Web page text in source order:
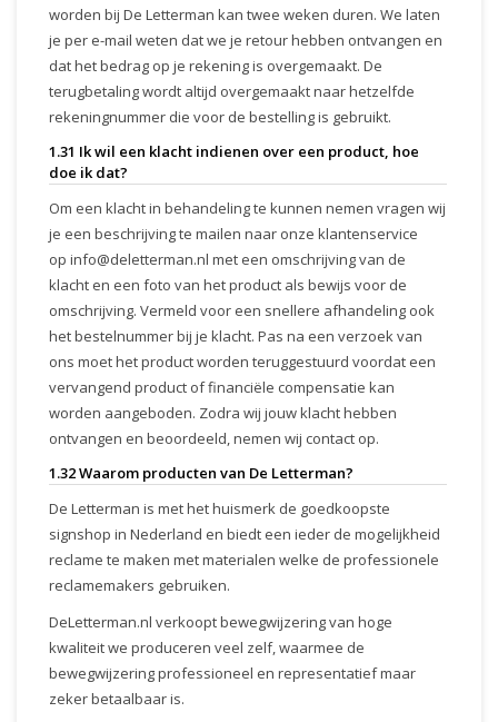
worden bij De Letterman kan twee weken duren. We laten
je per e-mail weten dat we je retour hebben ontvangen en
dat het bedrag op je rekening is overgemaakt. De
terugbetaling wordt altijd overgemaakt naar hetzelfde
rekeningnummer die voor de bestelling is gebruikt.
1.31 Ik wil een klacht indienen over een product, hoe
doe ik dat?
Om een klacht in behandeling te kunnen nemen vragen wij
je een beschrijving te mailen naar onze klantenservice
op info@deletterman.nl met een omschrijving van de
klacht en een foto van het product als bewijs voor de
omschrijving. Vermeld voor een snellere afhandeling ook
het bestelnummer bij je klacht. Pas na een verzoek van
ons moet het product worden teruggestuurd voordat een
vervangend product of financiële compensatie kan
worden aangeboden. Zodra wij jouw klacht hebben
ontvangen en beoordeeld, nemen wij contact op.
1.32 Waarom producten van De Letterman?
De Letterman is met het huismerk de goedkoopste
signshop in Nederland en biedt een ieder de mogelijkheid
reclame te maken met materialen welke de professionele
reclamemakers gebruiken.
DeLetterman.nl verkoopt bewegwijzering van hoge
kwaliteit we produceren veel zelf, waarmee de
bewegwijzering professioneel en representatief maar
zeker betaalbaar is.